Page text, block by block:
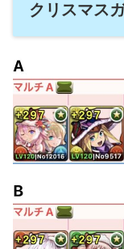
クリスマス